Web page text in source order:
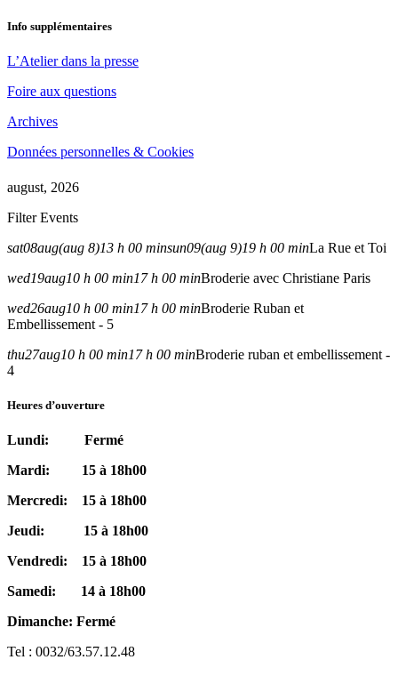
Info supplémentaires
L’Atelier dans la presse
Foire aux questions
Archives
Données personnelles & Cookies
august, 2026
Filter Events
sat08aug(aug 8)13 h 00 minsun09(aug 9)19 h 00 minLa Rue et Toi
wed19aug10 h 00 min17 h 00 minBroderie avec Christiane Paris
wed26aug10 h 00 min17 h 00 minBroderie Ruban et
Embellissement - 5
thu27aug10 h 00 min17 h 00 minBroderie ruban et embellissement -
4
Heures d’ouverture
Lundi: Fermé
Mardi: 15 à 18h00
Mercredi: 15 à 18h00
Jeudi: 15 à 18h00
Vendredi: 15 à 18h00
Samedi: 14 à 18h00
Dimanche: Fermé
Tel : 0032/63.57.12.48